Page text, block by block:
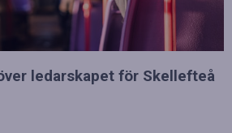
ledarskapet för Skellefteå